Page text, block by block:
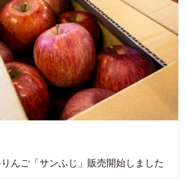
りんご「サンふじ」販売開始しました